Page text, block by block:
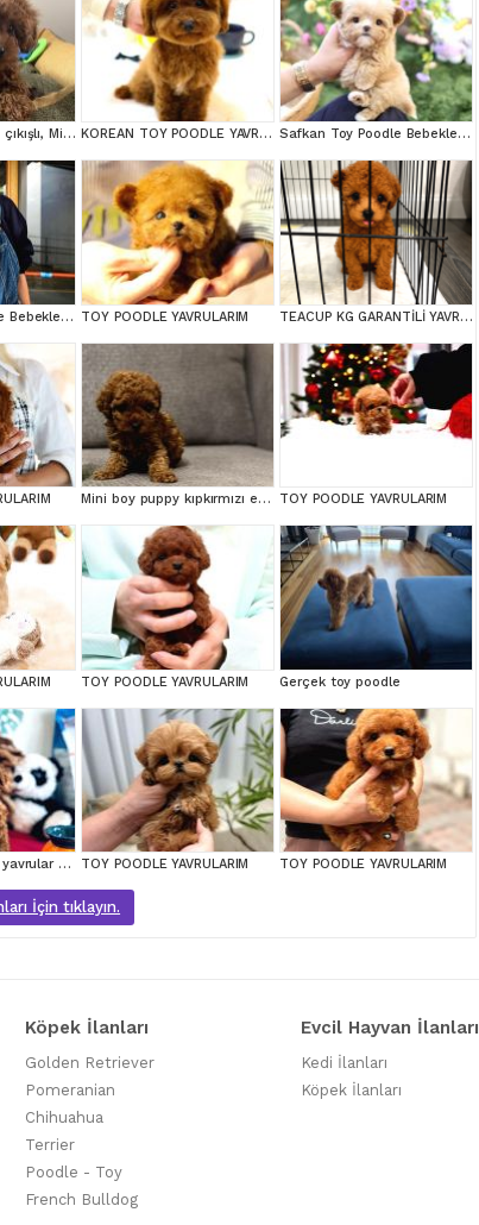
Toy Poodle House çıkışlı, Micro Boy Toy Poodle kızımız yeni ailesini arıyor KOREAN TOY POODLE YAVRULARIM Safkan Toy Poodle Bebeklerimiz
Safkan Toy Poodle Bebeklerimiz TOY POODLE YAVRULARIM TEACUP KG GARANTİLİ YAVRULAR
Mini boy puppy kıpkırmızı ev üretimi TOOY POODLE TOY POODLE YAVRULARIM
TOY POODLE YAVRULARIM Gerçek toy poodle
Tooy poodle cinsi yavrular DİŞİ erkek mevcuttur TOY POODLE YAVRULARIM TOY POODLE YAVRULARIM
İçin tıklayın.
Köpek İlanları
Golden Retriever
Pomeranian
Chihuahua
Terrier
Poodle - Toy
French Bulldog
Evcil Hayvan İlanları
Kedi İlanları
Köpek İlanları